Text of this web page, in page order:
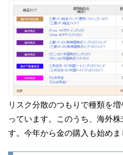
リスク分散のつもりで種類を
っています。このうち、海外
す。今年から金の購入も始めま